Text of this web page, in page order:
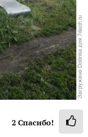
2 Спасибо!